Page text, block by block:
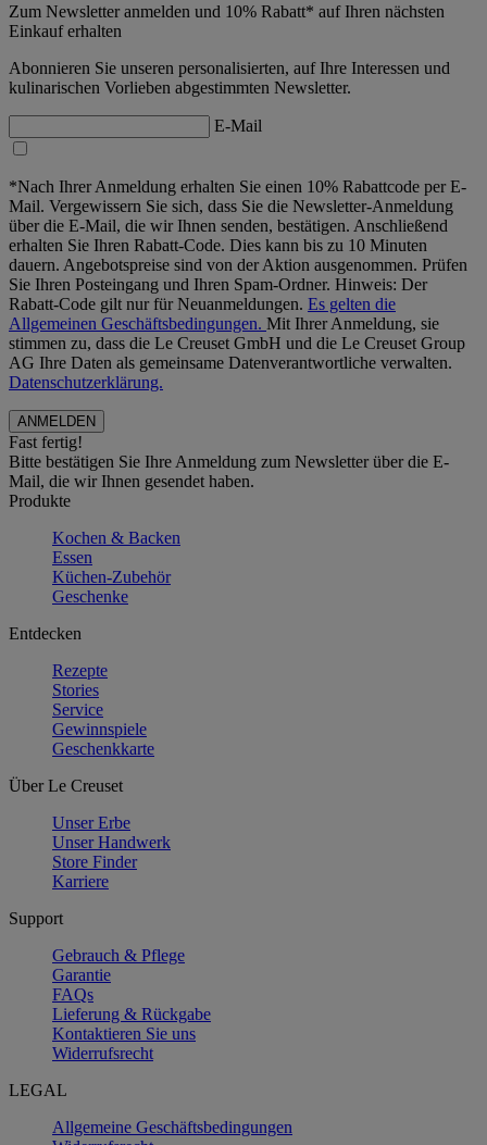
Zum Newsletter anmelden und 10% Rabatt* auf Ihren nächsten
Einkauf erhalten
Abonnieren Sie unseren personalisierten, auf Ihre Interessen und
kulinarischen Vorlieben abgestimmten Newsletter.
E-Mail
*Nach Ihrer Anmeldung erhalten Sie einen 10% Rabattcode per E-
Mail. Vergewissern Sie sich, dass Sie die Newsletter-Anmeldung
über die E-Mail, die wir Ihnen senden, bestätigen. Anschließend
erhalten Sie Ihren Rabatt-Code. Dies kann bis zu 10 Minuten
dauern. Angebotspreise sind von der Aktion ausgenommen. Prüfen
Sie Ihren Posteingang und Ihren Spam-Ordner. Hinweis: Der
Rabatt-Code gilt nur für Neuanmeldungen. Es gelten die
Allgemeinen Geschäftsbedingungen. Mit Ihrer Anmeldung, sie
stimmen zu, dass die Le Creuset GmbH und die Le Creuset Group
AG Ihre Daten als gemeinsame Datenverantwortliche verwalten.
Datenschutzerklärung.
Fast fertig!
Bitte bestätigen Sie Ihre Anmeldung zum Newsletter über die E-
Mail, die wir Ihnen gesendet haben.
Produkte
Kochen & Backen
Essen
Küchen-Zubehör
Geschenke
Entdecken
Rezepte
Stories
Service
Gewinnspiele
Geschenkkarte
Über Le Creuset
Unser Erbe
Unser Handwerk
Store Finder
Karriere
Support
Gebrauch & Pflege
Garantie
FAQs
Lieferung & Rückgabe
Kontaktieren Sie uns
Widerrufsrecht
LEGAL
Allgemeine Geschäftsbedingungen